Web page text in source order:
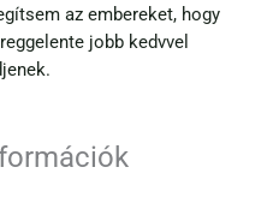
az embereket, hogy
jobb kedvvel